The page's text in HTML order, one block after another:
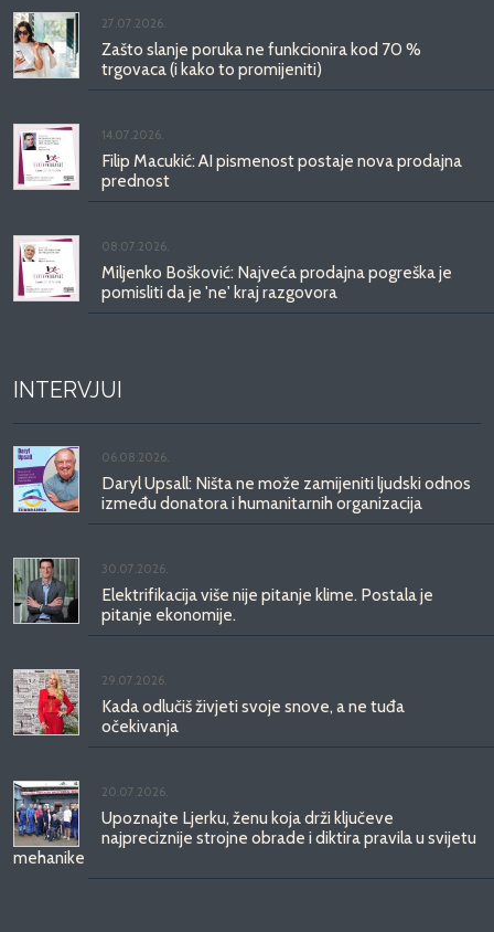
27.07.2026.
Zašto slanje poruka ne funkcionira kod 70 %
trgovaca (i kako to promijeniti)
14.07.2026.
Filip Macukić: AI pismenost postaje nova prodajna
prednost
08.07.2026.
Miljenko Bošković: Najveća prodajna pogreška je
pomisliti da je 'ne' kraj razgovora
INTERVJUI
06.08.2026.
Daryl Upsall: Ništa ne može zamijeniti ljudski odnos
između donatora i humanitarnih organizacija
30.07.2026.
Elektrifikacija više nije pitanje klime. Postala je
pitanje ekonomije.
29.07.2026.
Kada odlučiš živjeti svoje snove, a ne tuđa
očekivanja
20.07.2026.
Upoznajte Ljerku, ženu koja drži ključeve
najpreciznije strojne obrade i diktira pravila u svijetu
mehanike